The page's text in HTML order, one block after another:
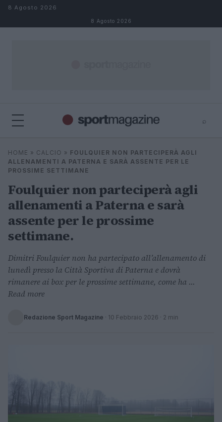
Salta al contenuto
8 Agosto 2026
8 Agosto 2026
⌕
Cerca
⌕
HOME » CALCIO » FOULQUIER NON PARTECIPERÀ AGLI
ALLENAMENTI A PATERNA E SARÀ ASSENTE PER LE
PROSSIME SETTIMANE
Foulquier non parteciperà agli
allenamenti a Paterna e sarà
assente per le prossime
settimane.
Dimitri Foulquier non ha partecipato all’allenamento di
lunedì presso la Città Sportiva di Paterna e dovrà
rimanere ai box per le prossime settimane, come ha ...
Read more
Redazione Sport Magazine · 10 Febbraio 2026 · 2 min